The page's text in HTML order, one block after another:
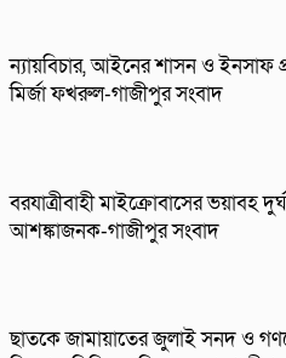
ন্যায়বিচার, আইনের শাসন ও ইনসাফ
মির্জা ফখরুল-গাজীপুর সংবাদ
বরযাত্রীবাহী মাইক্রোবাসের ভয়াবহ
আশঙ্কাজনক-গাজীপুর সংবাদ
ছাতকে জামায়াতের জুলাই সনদ ও